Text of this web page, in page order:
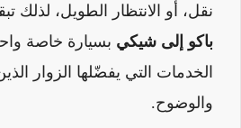
نقل، أو الانتظار الطويل، لذلك
باكو إلى شيكي بسيارة خاصة
الخدمات التي يفضّلها الزوار
والوضوح.